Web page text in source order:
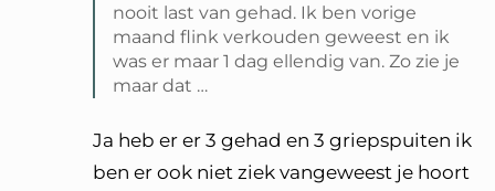
nooit last van gehad. Ik ben vorige
maand flink verkouden geweest en ik
was er maar 1 dag ellendig van. Zo zie je
maar dat …
Ja heb er er 3 gehad en 3 griepspuiten ik
ben er ook niet ziek vangeweest je hoort